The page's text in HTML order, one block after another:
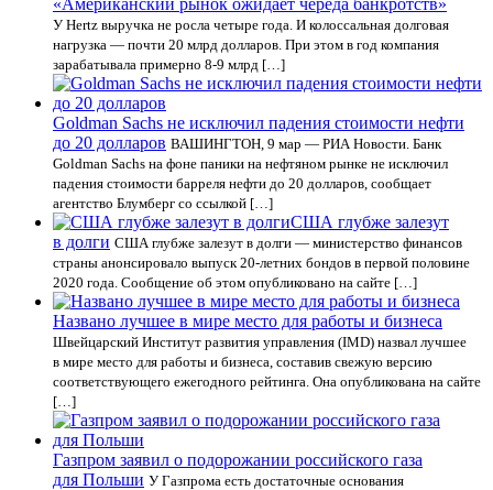
«Американский рынок ожидает череда банкротств»
У Hertz выручка не росла четыре года. И колоссальная долговая
нагрузка — почти 20 млрд долларов. При этом в год компания
зарабатывала примерно 8-9 млрд […]
Goldman Sachs не исключил падения стоимости нефти
до 20 долларов ВАШИНГТОН, 9 мар — РИА Новости. Банк
Goldman Sachs на фоне паники на нефтяном рынке не исключил
падения стоимости барреля нефти до 20 долларов, сообщает
агентство Блумберг со ссылкой […]
США глубже залезут
в долги США глубже залезут в долги — министерство финансов
страны анонсировало выпуск 20-летних бондов в первой половине
2020 года. Сообщение об этом опубликовано на сайте […]
Названо лучшее в мире место для работы и бизнеса
Швейцарский Институт развития управления (IMD) назвал лучшее
в мире место для работы и бизнеса, составив свежую версию
соответствующего ежегодного рейтинга. Она опубликована на сайте
[…]
Газпром заявил о подорожании российского газа
для Польши У Газпрома есть достаточные основания